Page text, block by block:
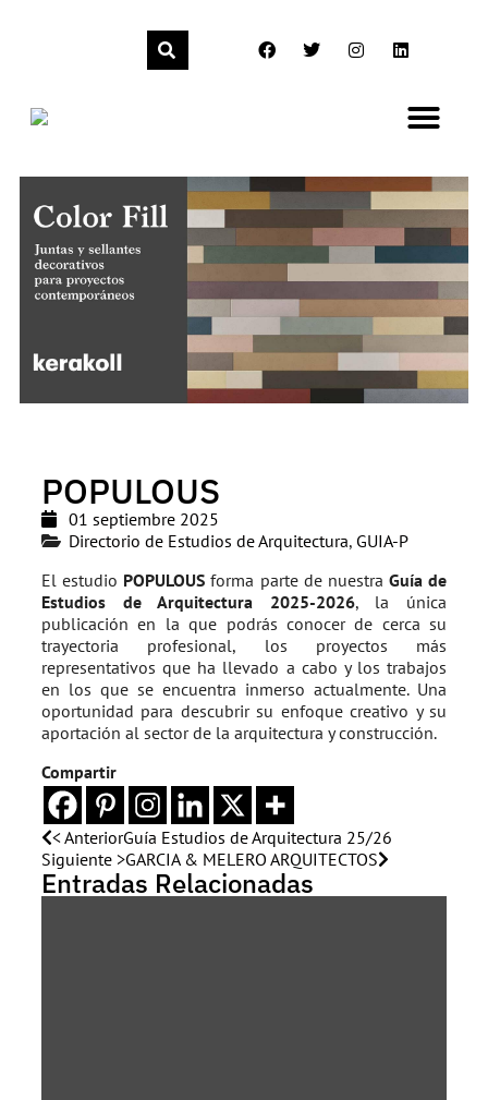
POPULOUS
01 septiembre 2025
Directorio de Estudios de Arquitectura, GUIA-P
El estudio POPULOUSforma parte de nuestra Guía de
Estudios de Arquitectura 2025-2026, la única
publicación en la que podrás conocer de cerca su
trayectoria profesional, los proyectos más
representativos que ha llevado a cabo y los trabajos
en los que se encuentra inmerso actualmente. Una
oportunidad para descubrir su enfoque creativo y su
aportación al sector de la arquitectura y construcción.
Compartir
< AnteriorGuía Estudios de Arquitectura 25/26
Siguiente >GARCIA & MELERO ARQUITECTOS
Entradas Relacionadas